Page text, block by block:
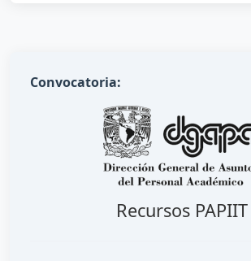
Convocatoria:
Recursos PAPIIT